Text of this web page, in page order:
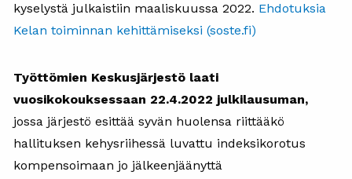
kyselystä julkaistiin maaliskuussa 2022. Ehdotuksia
Kelan toiminnan kehittämiseksi (soste.fi)
Työttömien Keskusjärjestö laati
vuosikokouksessaan 22.4.2022 julkilausuman,
jossa järjestö esittää syvän huolensa riittääkö
hallituksen kehysriihessä luvattu indeksikorotus
kompensoimaan jo jälkeenjäänyttä